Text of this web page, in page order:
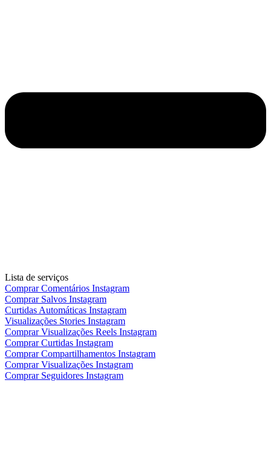
Lista de serviços
Comprar Comentários Instagram
Comprar Salvos Instagram
Curtidas Automáticas Instagram
Visualizações Stories Instagram
Comprar Visualizações Reels Instagram
Comprar Curtidas Instagram
Comprar Compartilhamentos Instagram
Comprar Visualizações Instagram
Comprar Seguidores Instagram